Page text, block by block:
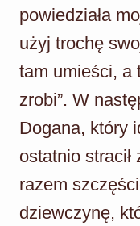
powiedziała
użyj trochę
tam umieści, a
zrobi”. W
Dogana, który
ostatnio
razem
dziewczynę,